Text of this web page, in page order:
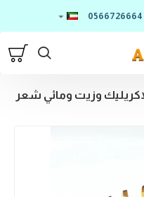
0566726664
وزيت ومائي شعر